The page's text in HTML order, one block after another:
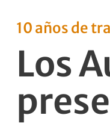
10 años de
Los